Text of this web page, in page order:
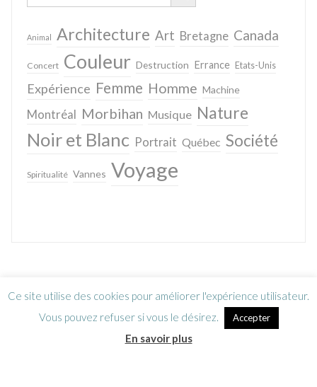
Animal Architecture Art Bretagne Canada
Concert Couleur Destruction Errance Etats-Unis
Expérience Femme Homme Machine
Montréal Morbihan Musique Nature
Noir et Blanc Portrait Québec Société
Spiritualité Vannes Voyage
Ce site utilise des cookies pour améliorer l'expérience utilisateur.
Vous pouvez refuser si vous le désirez.
Accepter
En savoir plus